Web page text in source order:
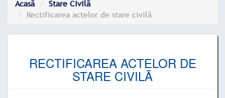
Acasă
Stare Civilă
Rectificarea actelor de stare civilă
RECTIFICAREA ACTELOR DE
STARE CIVILĂ